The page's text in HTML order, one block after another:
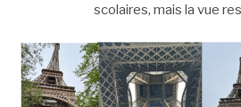
scolaires, mais la vue